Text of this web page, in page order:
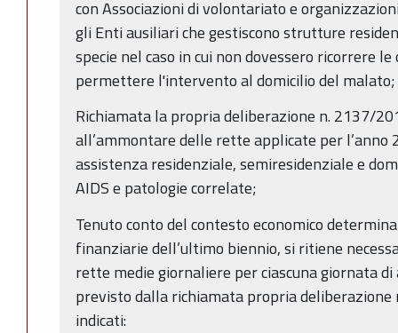
con Associazioni di volontariato e
gli Enti ausiliari che gestiscono strutture
specie nel caso in cui non dovessero ricorrere
permettere l'intervento al domicilio del malato;
Richiamata la propria deliberazione n. 2137/
all’ammontare delle rette applicate per l’anno
assistenza residenziale, semiresidenziale e
AIDS e patologie correlate;
Tenuto conto del contesto economico
finanziarie dell’ultimo biennio, si ritiene
rette medie giornaliere per ciascuna giornata
previsto dalla richiamata propria deliberazione
indicati: